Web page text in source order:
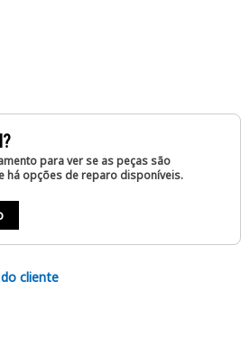
para ver se as peças são
há opções de reparo disponíveis.
cliente